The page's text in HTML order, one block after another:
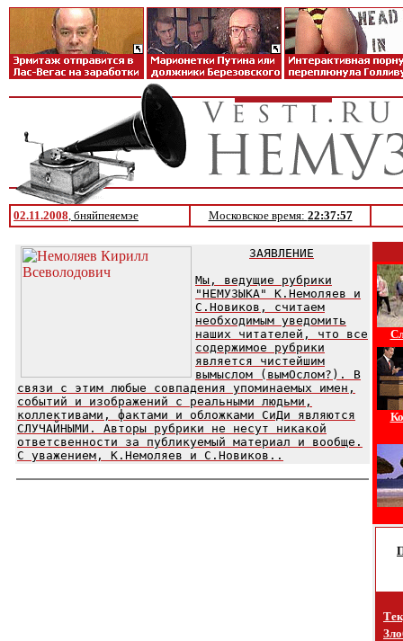
02.11.2008, бняйпеяемэе Московское время: 22:37:57
ЗАЯВЛЕНИЕ
Мы, ведущие рубрики
"НЕМУЗЫКА" К.Немоляев и
С.Новиков, считаем
необходимым уведомить
наших читателей, что все
содержимое рубрики
является чистейшим
вымыслом (вымОслом?). В
связи с этим любые совпадения упоминаемых имен,
событий и изображений с реальными людьми,
коллективами, фактами и обложками СиДи являются
СЛУЧАЙНЫМИ. Авторы рубрики не несут никакой
ответсвенности за публикуемый материал и вообще.
С уважением, К.Немоляев и С.Новиков..